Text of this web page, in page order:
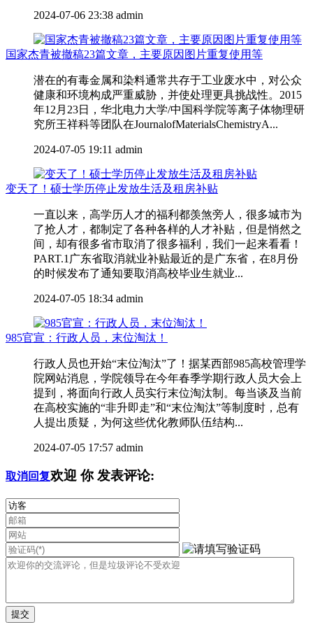
2024-07-06 23:38 admin
国家杰青被撤稿23篇文章，主要原因图片重复使用等
潜在的有毒金属和染料通常共存于工业废水中，对公众
健康和环境构成严重威胁，并使处理更具挑战性。2015
年12月23日，华北电力大学/中国科学院等离子体物理研
究所王祥科等团队在JournalofMaterialsChemistryA...
2024-07-05 19:11 admin
变天了！硕士学历停止发放生活及租房补贴
一直以来，高学历人才的福利都羡煞旁人，很多城市为
了抢人才，都制定了各种各样的人才补贴，但是悄然之
间，却有很多省市取消了很多福利，我们一起来看看！
PART.1广东省取消就业补贴最近的是广东省，在8月份
的时候发布了通知要取消高校毕业生就业...
2024-07-05 18:34 admin
985官宣：行政人员，末位淘汰！
行政人员也开始“末位淘汰”了！据某西部985高校管理学
院网站消息，学院领导在今年春季学期行政人员大会上
提到，将面向行政人员实行末位淘汰制。每当谈及当前
在高校实施的“非升即走”和“末位淘汰”等制度时，总有
人提出质疑，为何这些优化教师队伍结构...
2024-07-05 17:57 admin
取消回复欢迎 你发表评论: